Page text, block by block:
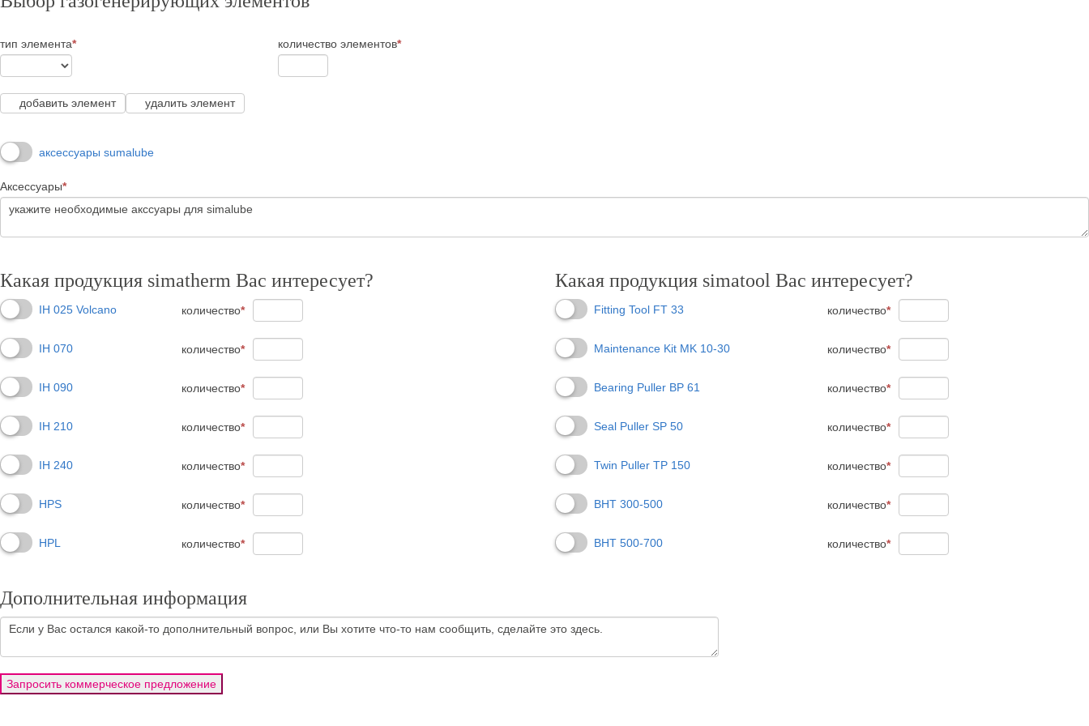
тип элемента* количество элементов*
добавить элемент удалить элемент
аксессуары sumalube
Аксессуары*
Какая продукция simatherm Вас интересует?
IH 025 Volcano количество*
IH 070 количество*
IH 090 количество*
IH 210 количество*
IH 240 количество*
HPS количество*
HPL количество*
Какая продукция simatool Вас интересует?
Fitting Tool FT 33 количество*
Maintenance Kit MK 10-30 количество*
Bearing Puller BP 61 количество*
Seal Puller SP 50 количество*
Twin Puller TP 150 количество*
BHT 300-500 количество*
BHT 500-700 количество*
Дополнительная информация
Запросить коммерческое предложение